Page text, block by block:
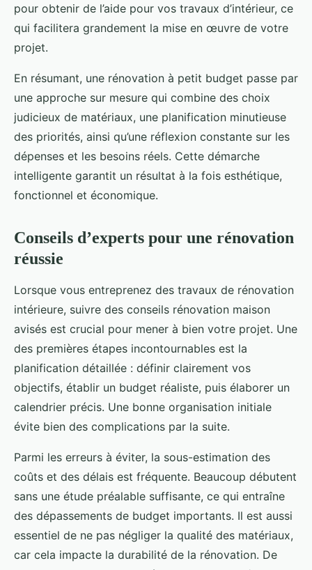
pour obtenir de l’aide pour vos travaux d’intérieur, ce
qui facilitera grandement la mise en œuvre de votre
projet.
En résumant, une rénovation à petit budget passe par
une approche sur mesure qui combine des choix
judicieux de matériaux, une planification minutieuse
des priorités, ainsi qu’une réflexion constante sur les
dépenses et les besoins réels. Cette démarche
intelligente garantit un résultat à la fois esthétique,
fonctionnel et économique.
Conseils d’experts pour une rénovation
réussie
Lorsque vous entreprenez des travaux de rénovation
intérieure, suivre des conseils rénovation maison
avisés est crucial pour mener à bien votre projet. Une
des premières étapes incontournables est la
planification détaillée : définir clairement vos
objectifs, établir un budget réaliste, puis élaborer un
calendrier précis. Une bonne organisation initiale
évite bien des complications par la suite.
Parmi les erreurs à éviter, la sous-estimation des
coûts et des délais est fréquente. Beaucoup débutent
sans une étude préalable suffisante, ce qui entraîne
des dépassements de budget importants. Il est aussi
essentiel de ne pas négliger la qualité des matériaux,
car cela impacte la durabilité de la rénovation. De